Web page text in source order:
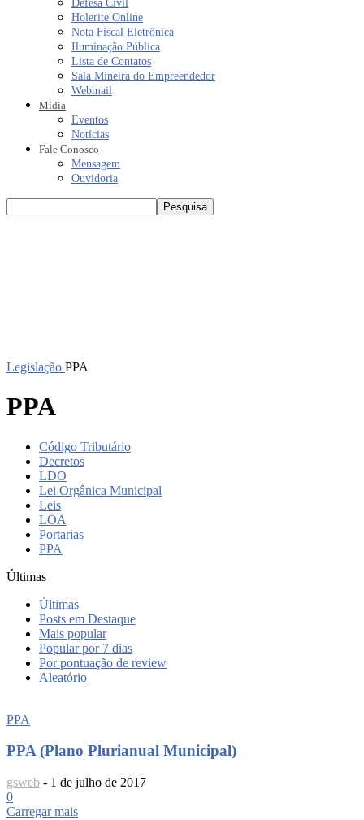
Defesa Civil
Holerite Online
Nota Fiscal Eletrônica
Iluminação Pública
Lista de Contatos
Sala Mineira do Empreendedor
Webmail
Mídia
Eventos
Notícias
Fale Conosco
Mensagem
Ouvidoria
Legislação PPA
PPA
Código Tributário
Decretos
LDO
Lei Orgânica Municipal
Leis
LOA
Portarias
PPA
Últimas
Últimas
Posts em Destaque
Mais popular
Popular por 7 dias
Por pontuação de review
Aleatório
PPA
PPA (Plano Plurianual Municipal)
gsweb - 1 de julho de 2017
0
Carregar mais